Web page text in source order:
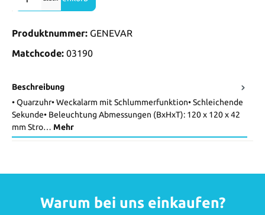
Produktnummer: GENEVAR
Matchcode: 03190
Beschreibung
• Quarzuhr• Weckalarm mit Schlummerfunktion• Schleichende
Sekunde• Beleuchtung Abmessungen (BxHxT): 120 x 120 x 42
mm Stro… Mehr
Warum bei uns einkaufen?